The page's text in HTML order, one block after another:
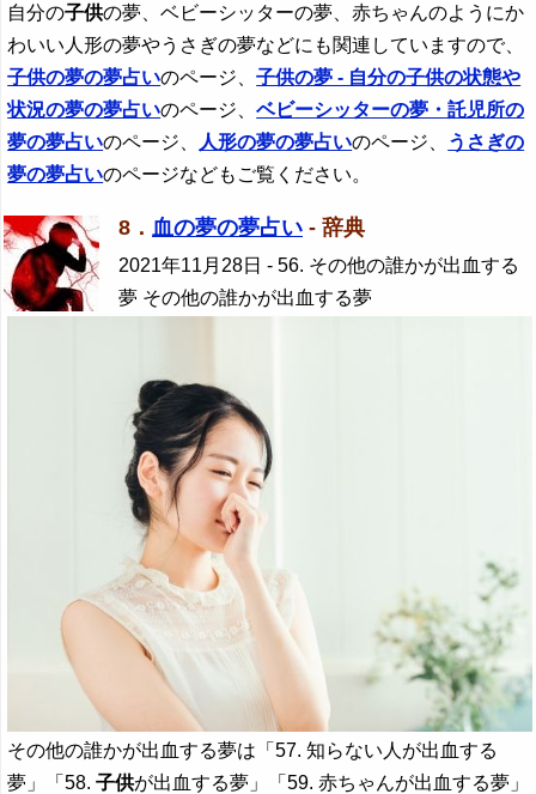
自分の子供の夢、ベビーシッターの夢、赤ちゃんのようにか
わいい人形の夢やうさぎの夢などにも関連していますので、
子供の夢の夢占いのページ、子供の夢 - 自分の子供の状態や
状況の夢の夢占いのページ、ベビーシッターの夢・託児所の
夢の夢占いのページ、 人形の夢の夢占いのページ、
うさぎの
夢の夢占いのページなどもご覧ください。
8． 血の夢の夢占い - 辞典
2021年11月28日 - 56. その他の誰かが出血する
夢 その他の誰かが出血する夢
その他の誰かが出血する夢は「57. 知らない人が出血する
夢」「58.子供が出血する夢」「59. 赤ちゃんが出血する夢」